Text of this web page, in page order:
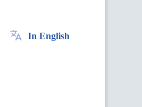
In English